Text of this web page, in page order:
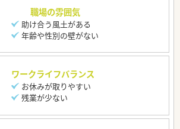
職場の雰囲気
助け合う風土がある
年齢や性別の壁がない
ワークライフバランス
お休みが取りやすい
残業が少ない